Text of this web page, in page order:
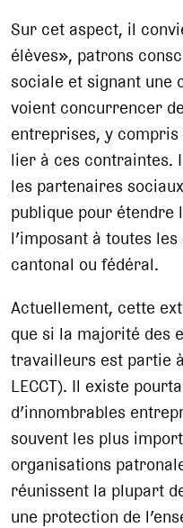
Sur cet aspect, il
élèves», patrons
sociale et signant une
voient concurrencer
entreprises, y
lier à ces contraintes.
les partenaires
publique pour étendre
l’imposant à toutes
cantonal ou fédéral.
Actuellement, cette
que si la majorité des
travailleurs est partie
LECCT). Il existe
d’innombrables
souvent les plus
organisations
réunissent la plupart
une protection de